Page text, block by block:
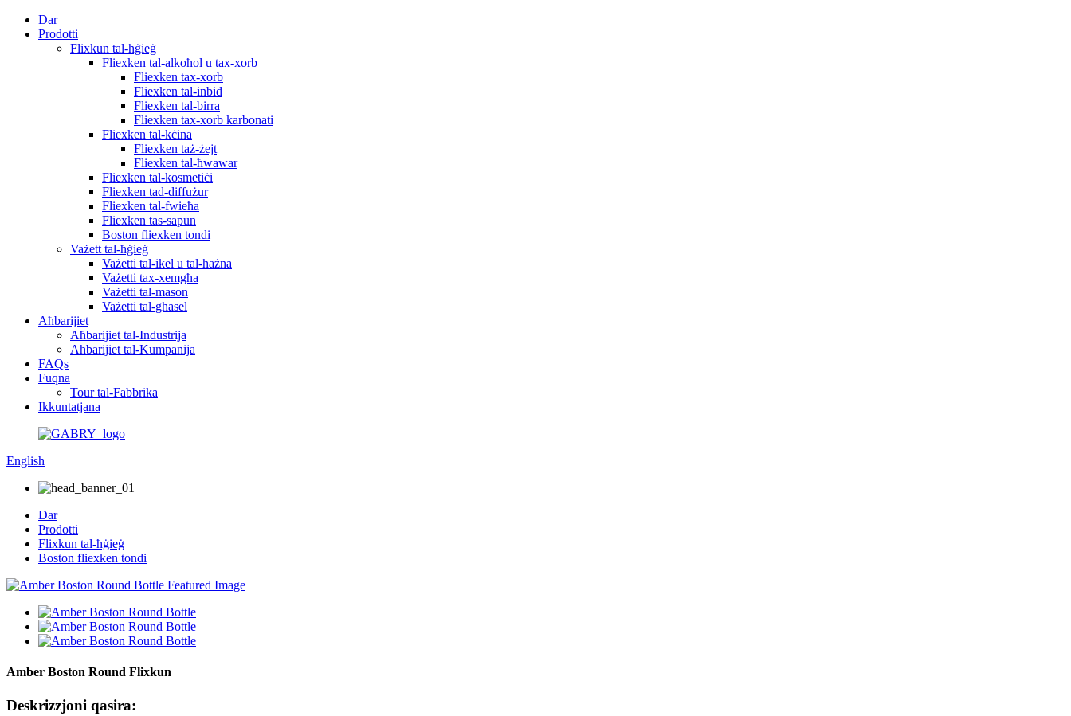
Dar
Prodotti
Flixkun tal-ħġieġ
Fliexken tal-alkoħol u tax-xorb
Fliexken tax-xorb
Fliexken tal-inbid
Fliexken tal-birra
Fliexken tax-xorb karbonati
Fliexken tal-kċina
Fliexken taż-żejt
Fliexken tal-ħwawar
Fliexken tal-kosmetiċi
Fliexken tad-diffużur
Fliexken tal-fwieħa
Fliexken tas-sapun
Boston fliexken tondi
Vażett tal-ħġieġ
Vażetti tal-ikel u tal-ħażna
Vażetti tax-xemgħa
Vażetti tal-mason
Vażetti tal-għasel
Aħbarijiet
Aħbarijiet tal-Industrija
Aħbarijiet tal-Kumpanija
FAQs
Fuqna
Tour tal-Fabbrika
Ikkuntatjana
English
Dar
Prodotti
Flixkun tal-ħġieġ
Boston fliexken tondi
Amber Boston Round Flixkun
Deskrizzjoni qasira: